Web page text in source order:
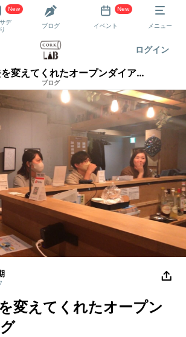
New
デ
ブログ
New
イベント メニュー
ログイン
後悔の過去を変えてくれたオープンダイアローグ
ブログ
変えてくれたオープン